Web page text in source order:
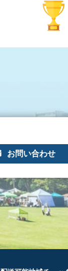
お問い合わせ